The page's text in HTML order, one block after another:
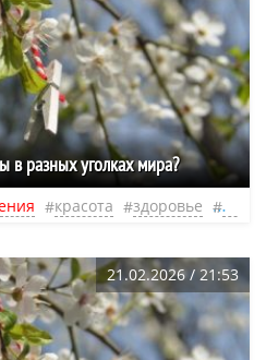
в разных уголках мира?
красота здоровье весна
21.02.2026 / 21:53